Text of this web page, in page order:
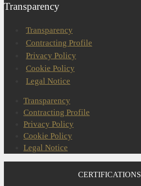
Transparency
Transparency
Contracting Profile
Privacy Policy
Cookie Policy
Legal Notice
Transparency
Contracting Profile
Privacy Policy
Cookie Policy
Legal Notice
CERTIFICATIONS